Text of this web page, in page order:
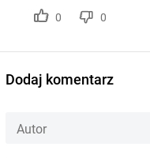
0 0
Dodaj komentarz